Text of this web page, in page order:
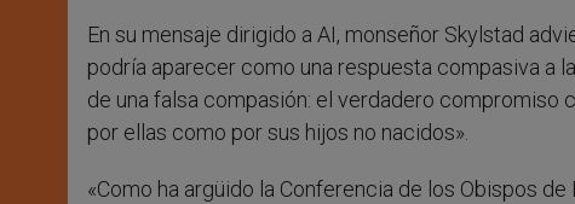
En su mensaje dirigido a AI, monseñor Skylstad
podría aparecer como una respuesta compasiva a
de una falsa compasión: el verdadero compromiso
por ellas como por sus hijos no nacidos».
«Como ha argüido la Conferencia de los Obispos